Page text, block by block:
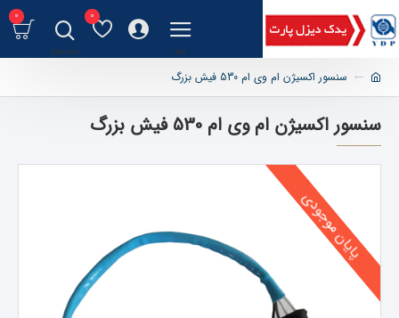
0
0
سنسور اکسیژن ام وی ام 530 فیش بزرگ
سنسور اکسیژن ام وی ام 530 فیش بزرگ
پایان موجودی